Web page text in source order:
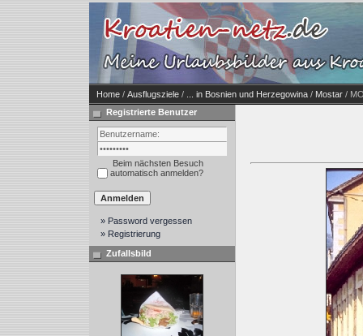
Home / Ausflugsziele / ... in Bosnien und Herzegowina / Mostar /
Registrierte Benutzer
Beim nächsten Besuch
automatisch anmelden?
» Password vergessen
» Registrierung
Zufallsbild